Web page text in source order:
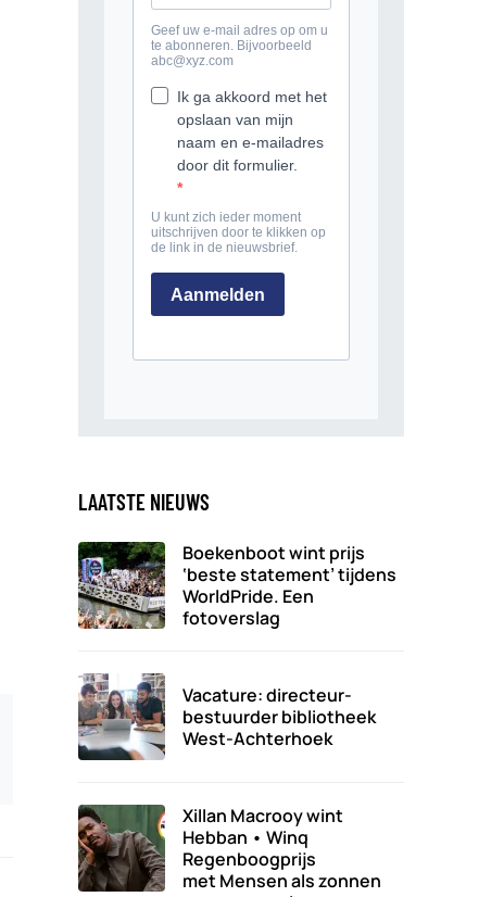
LAATSTE NIEUWS
Boekenboot wint prijs
‘beste statement’ tijdens
WorldPride. Een
fotoverslag
Vacature: directeur-
bestuurder bibliotheek
West-Achterhoek
Xillan Macrooy wint
Hebban • Winq
Regenboogprijs
met Mensen als zonnen